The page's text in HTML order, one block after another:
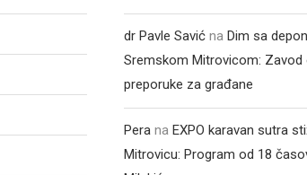
dr Pavle Savić naDim sa
Sremskom Mitrovicom: Zavod
preporuke za građane
Pera naEXPO karavan sutra
Mitrovicu: Program od 18